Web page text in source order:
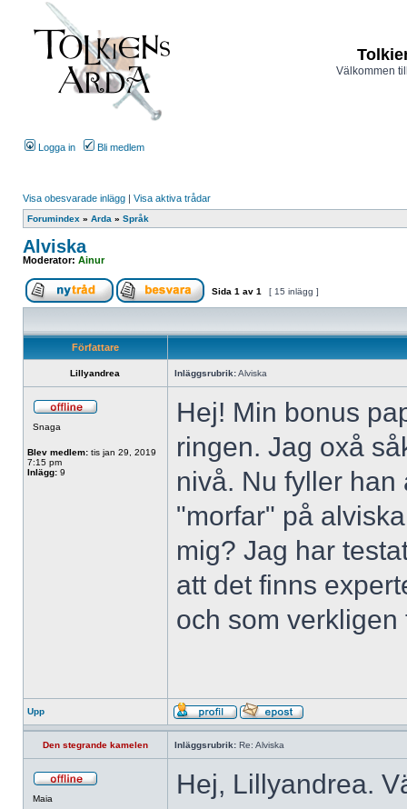
Välkommen
Logga in Bli medlem
Visa obesvarade inlägg | Visa aktiva trådar
Forumindex » Arda » Språk
Alviska
Moderator: Ainur
Sida 1 av 1 [ 15 inlägg ]
Författare
Lillyandrea Inläggsrubrik:Alviska
Snaga
Blev medlem: tis jan 29, 2019
7:15 pm
Inlägg: 9
Hej! Min bonus
ringen. Jag oxå
nivå. Nu fyller
"morfar" på
mig? Jag har
att det finns
och som
Upp
Den stegrande kamelen Inläggsrubrik: Re: Alviska
Maia Hej, Lillyandrea.